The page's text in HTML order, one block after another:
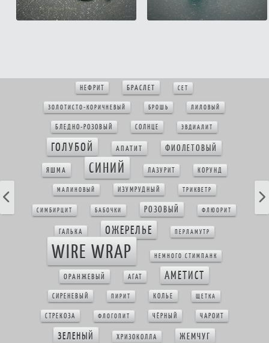
НЕФРИТ БРАСЛЕТ СЕТ
ЗОЛОТИСТО-КОРИЧНЕВЫЙ БРОШЬ ЛИЛОВЫЙ
БЛЕДНО-РОЗОВЫЙ СОЛНЦЕ ЭВДИАЛИТ
ГОЛУБОЙ АПАТИТ ФИОЛЕТОВЫЙ
ЯШМА СИНИЙ ЛАЗУРИТ КОРУНД
МАЛИНОВЫЙ ИЗУМРУДНЫЙ ТРИКВЕТР
СИМБИРЦИТ БАБОЧКИ РОЗОВЫЙ ФЛЮОРИТ
ГАЛЬКА ОЖЕРЕЛЬЕ ПЕРЛАМУТР
WIRE WRAP НЕМНОГО СТИМПАНК
ОРАНЖЕВЫЙ АГАТ АМЕТИСТ
СИРЕНЕВЫЙ ПИРИТ КОЛЬЕ ЩЕТКА
СТРЕКОЗА ФЛОГОПИТ ЧЁРНЫЙ ЧАРОИТ
ЗЕЛЕНЫЙ ХРИЗОКОЛЛА ЖЕМЧУГ